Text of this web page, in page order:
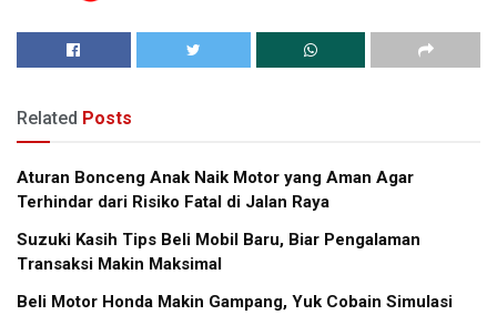
Related Posts
Aturan Bonceng Anak Naik Motor yang Aman Agar
Terhindar dari Risiko Fatal di Jalan Raya
Suzuki Kasih Tips Beli Mobil Baru, Biar Pengalaman
Transaksi Makin Maksimal
Beli Motor Honda Makin Gampang, Yuk Cobain Simulasi